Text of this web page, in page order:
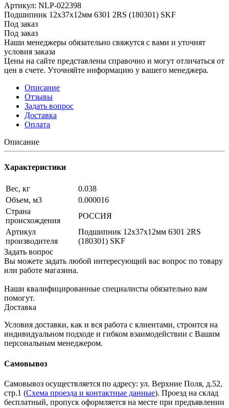
Артикул: NLP-022398
Подшипник 12х37х12мм 6301 2RS (180301) SKF
Под заказ
Под заказ
Наши менеджеры обязательно свяжутся с вами и уточнят
условия заказа
Цены на сайте представлены справочно и могут отличаться от
цен в счете. Уточняйте информацию у вашего менеджера.
Описание
Отзывы
Задать вопрос
Доставка
Оплата
Описание
Характеристики
Вес, кг
0.038
Объем, м3
0.000016
Страна
происхождения
РОССИЯ
Артикул
производителя
Подшипник 12х37х12мм 6301 2RS
(180301) SKF
Задать вопрос
Вы можете задать любой интересующий вас вопрос по товару
или работе магазина.
Наши квалифицированные специалисты обязательно вам
помогут.
Доставка
Условия доставки, как и вся работа с клиентами, строится на
индивидуальном подходе и гибком взаимодействии с Вашим
персональным менеджером.
Самовывоз
Самовывоз осуществляется по адресу: ул. Верхние Поля, д.52,
стр.1 (Схема проезда и контактные данные). Проезд на склад
бесплатный, пропуск оформляется на месте при предъявлении